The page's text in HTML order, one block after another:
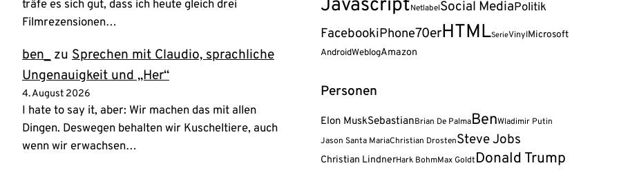
träfe es sich gut, dass ich heute gleich drei
Filmrezensionen…
ben_zu Sprechen mit Claudio, sprachliche
Ungenauigkeit und „Her“
4. August 2026
I hate to say it, aber: Wir machen das mit allen
Dingen. Deswegen behalten wir Kuscheltiere, auch
wenn wir erwachsen…
JavascriptNetlabelSocial MediaPolitik
FacebookiPhone70erHTMLSerieVinylMicrosoft
AndroidWeblogAmazon
Personen
Elon MuskSebastianBrian De PalmaBenWladimir Putin
Jason Santa MariaChristian DrostenSteve Jobs
Christian LindnerHark BohmMax GoldtDonald Trump